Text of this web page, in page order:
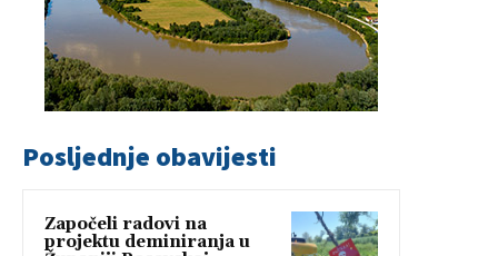
Posljednje obavijesti
Započeli radovi na
projektu deminiranja u